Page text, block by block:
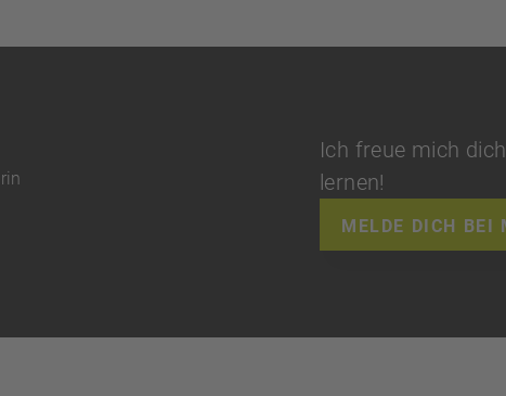
Ich freue mich
lernen!
MELDE DICH BEI